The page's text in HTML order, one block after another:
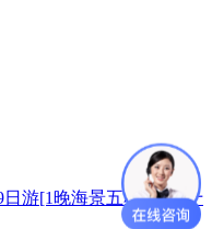
游[1晚海景五星酒店+十